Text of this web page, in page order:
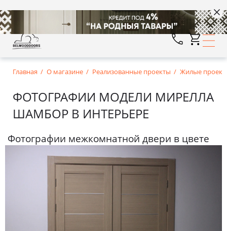
Главная О магазине Реализованные проекты Жилые
ФОТОГРАФИИ МОДЕЛИ МИРЕЛЛА
ШАМБОР В ИНТЕРЬЕРЕ
Фотографии межкомнатной двери в цвете